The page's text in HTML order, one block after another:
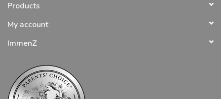
Products
My account
ImmenZ